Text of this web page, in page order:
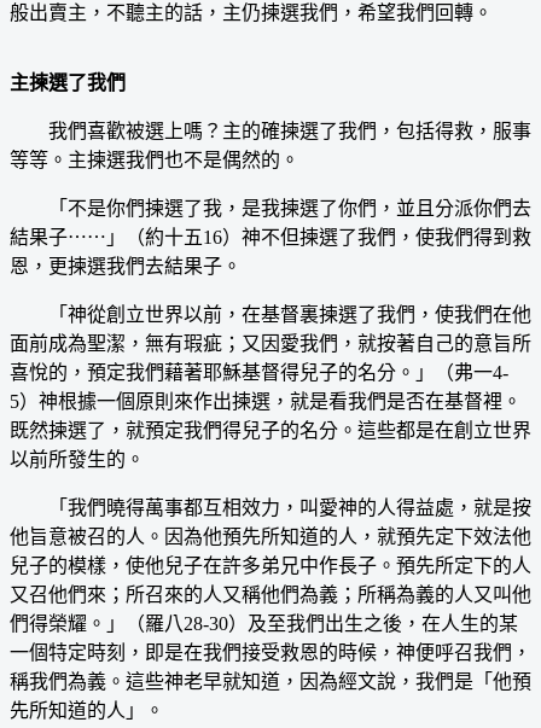
般出賣主，不聽主的話，主仍揀選我們，希望我們回轉。
主揀選了我們
我們喜歡被選上嗎？主的確揀選了我們，包括得救，服事
等等。主揀選我們也不是偶然的。
「不是你們揀選了我，是我揀選了你們，並且分派你們去
結果子⋯⋯」（約十五16）神不但揀選了我們，使我們得到救
恩，更揀選我們去結果子。
「神從創立世界以前，在基督裏揀選了我們，使我們在他
面前成為聖潔，無有瑕疵；又因愛我們，就按著自己的意旨所
喜悅的，預定我們藉著耶穌基督得兒子的名分。」（弗一4-
5）神根據一個原則來作出揀選，就是看我們是否在基督裡。
既然揀選了，就預定我們得兒子的名分。這些都是在創立世界
以前所發生的。
「我們曉得萬事都互相效力，叫愛神的人得益處，就是按
他旨意被召的人。因為他預先所知道的人，就預先定下效法他
兒子的模樣，使他兒子在許多弟兄中作長子。預先所定下的人
又召他們來；所召來的人又稱他們為義；所稱為義的人又叫他
們得榮耀。」（羅八28-30）及至我們出生之後，在人生的某
一個特定時刻，即是在我們接受救恩的時候，神便呼召我們，
稱我們為義。這些神老早就知道，因為經文說，我們是「他預
先所知道的人」。